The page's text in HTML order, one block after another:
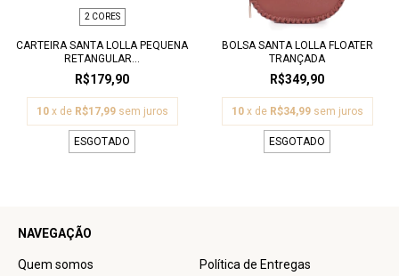
2 CORES
CARTEIRA SANTA LOLLA PEQUENA
RETANGULAR...
R$179,90
10 x de R$17,99 sem juros
ESGOTADO
BOLSA SANTA LOLLA FLOATER
TRANÇADA
R$349,90
10 x de R$34,99 sem juros
ESGOTADO
NAVEGAÇÃO
Quem somos Política de Entregas